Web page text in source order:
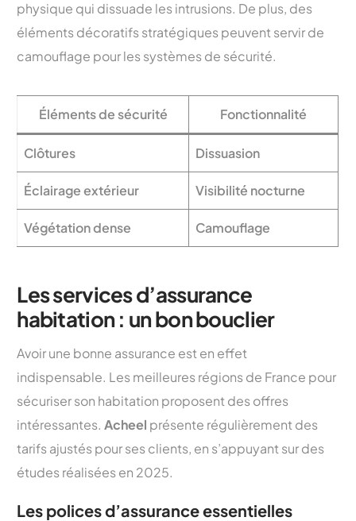
physique qui dissuade les intrusions. De plus, des
éléments décoratifs stratégiques peuvent servir de
camouflage pour les systèmes de sécurité.
Éléments de sécurité Fonctionnalité
Clôtures Dissuasion
Éclairage extérieur Visibilité nocturne
Végétation dense Camouflage
Les services d’assurance
habitation : un bon bouclier
Avoir une bonne assurance est en effet
indispensable. Les meilleures régions de France pour
sécuriser son habitation proposent des offres
intéressantes.Acheel présente régulièrement des
tarifs ajustés pour ses clients, en s’appuyant sur des
études réalisées en 2025.
Les polices d’assurance essentielles